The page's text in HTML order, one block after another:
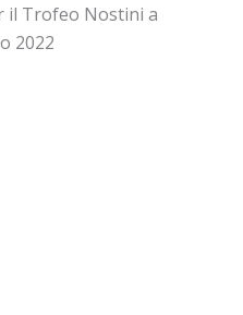
il Trofeo Nostini a
2022